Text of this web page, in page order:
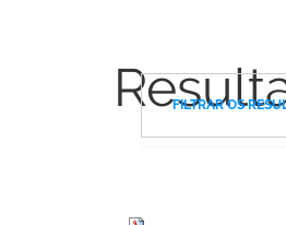
FILTRAR OS